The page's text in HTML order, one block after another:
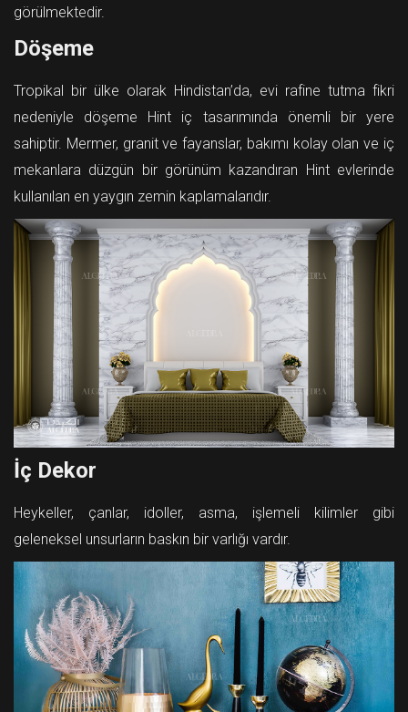
görülmektedir.
Döşeme
Tropikal bir ülke olarak Hindistan’da, evi rafine tutma fikri
nedeniyle döşeme Hint iç tasarımında önemli bir yere
sahiptir. Mermer, granit ve fayanslar, bakımı kolay olan ve iç
mekanlara düzgün bir görünüm kazandıran Hint evlerinde
kullanılan en yaygın zemin kaplamalarıdır.
İç Dekor
Heykeller, çanlar, idoller, asma, işlemeli kilimler gibi
geleneksel unsurların baskın bir varlığı vardır.